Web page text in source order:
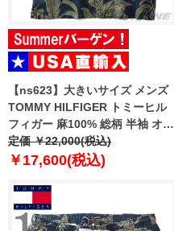
【ns623】大きいサイズ メンズ
TOMMY HILFIGER トミーヒル
フィガー 麻100% 総柄 半袖 オー
プンカラー シャツ アロハシャツ
USA直輸入 mw0mw42403
定価 ￥22,000(税込)
￥17,600(税込)